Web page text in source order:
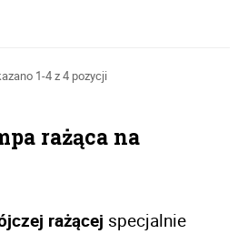
1-4 z 4 pozycji
rażąca na
rażącej specjalnie